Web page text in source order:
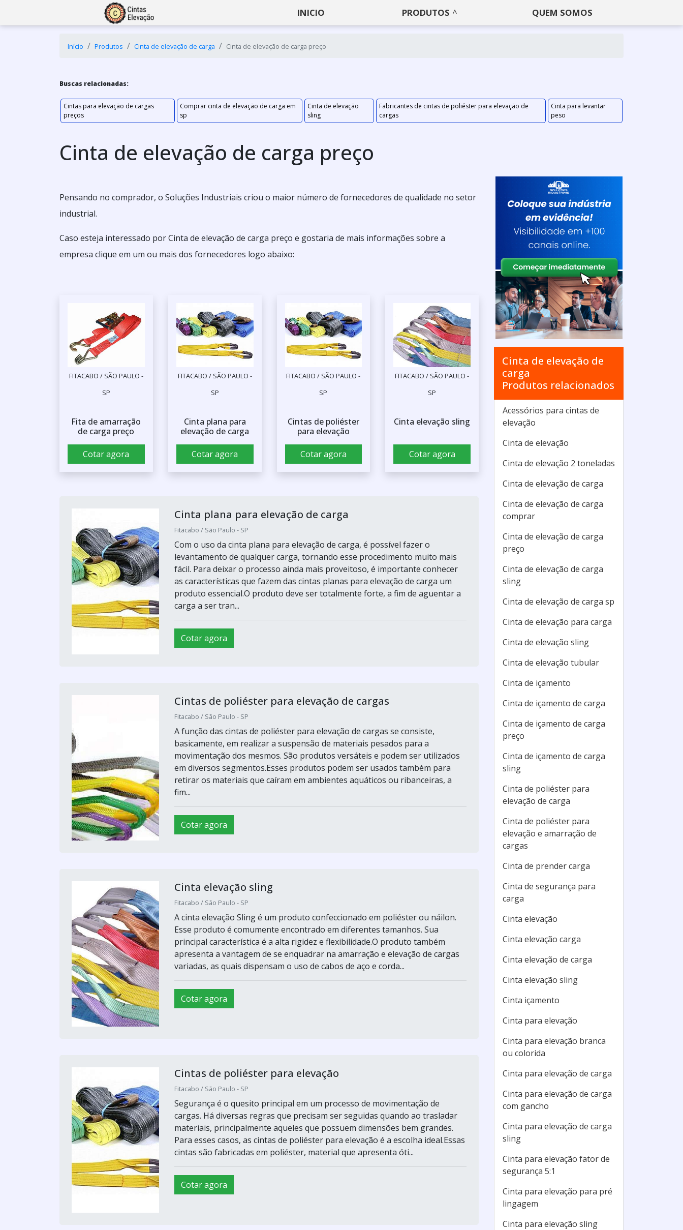
INICIO PRODUTOS QUEM SOMOS
Início Produtos Cinta de elevação de carga Cinta de elevação de carga preço
Buscas relacionadas:
Cintas para elevação de cargas
preços
Comprar cinta de elevação de carga em
sp
Cinta de elevação
sling
Fabricantes de cintas de poliéster para elevação de
cargas
Cinta para levantar
peso
Cinta de elevação de carga preço
Pensando no comprador, o Soluções Industriais criou o maior número de fornecedores de qualidade no setor
industrial.
Caso esteja interessado por Cinta de elevação de carga preço e gostaria de mais informações sobre a
empresa clique em um ou mais dos fornecedores logo abaixo:
FITACABO / SÃO PAULO -
SP
Fita de amarração
de carga preço
Cotar agora
FITACABO / SÃO PAULO -
SP
Cinta plana para
elevação de carga
Cotar agora
FITACABO / SÃO PAULO -
SP
Cintas de poliéster
para elevação
Cotar agora
FITACABO / SÃO PAULO -
SP
Cinta elevação sling
Cotar agora
Cinta plana para elevação de carga
Fitacabo / São Paulo - SP
Com o uso da cinta plana para elevação de carga, é possível fazer o
levantamento de qualquer carga, tornando esse procedimento muito mais
fácil. Para deixar o processo ainda mais proveitoso, é importante conhecer
as características que fazem das cintas planas para elevação de carga um
produto essencial.O produto deve ser totalmente forte, a fim de aguentar a
carga a ser tran...
Cotar agora
Cintas de poliéster para elevação de cargas
Fitacabo / São Paulo - SP
A função das cintas de poliéster para elevação de cargas se consiste,
basicamente, em realizar a suspensão de materiais pesados para a
movimentação dos mesmos. São produtos versáteis e podem ser utilizados
em diversos segmentos.Esses produtos podem ser usados também para
retirar os materiais que caíram em ambientes aquáticos ou ribanceiras, a
fim...
Cotar agora
Cinta elevação sling
Fitacabo / São Paulo - SP
A cinta elevação Sling é um produto confeccionado em poliéster ou náilon.
Esse produto é comumente encontrado em diferentes tamanhos. Sua
principal característica é a alta rigidez e flexibilidade.O produto também
apresenta a vantagem de se enquadrar na amarração e elevação de cargas
variadas, as quais dispensam o uso de cabos de aço e corda...
Cotar agora
Cintas de poliéster para elevação
Fitacabo / São Paulo - SP
Segurança é o quesito principal em um processo de movimentação de
cargas. Há diversas regras que precisam ser seguidas quando ao trasladar
materiais, principalmente aqueles que possuem dimensões bem grandes.
Para esses casos, as cintas de poliéster para elevação é a escolha ideal.Essas
cintas são fabricadas em poliéster, material que apresenta óti...
Cotar agora
Cinta de elevação de
carga
Produtos relacionados
Acessórios para cintas de
elevação
Cinta de elevação
Cinta de elevação 2 toneladas
Cinta de elevação de carga
Cinta de elevação de carga
comprar
Cinta de elevação de carga
preço
Cinta de elevação de carga
sling
Cinta de elevação de carga sp
Cinta de elevação para carga
Cinta de elevação sling
Cinta de elevação tubular
Cinta de içamento
Cinta de içamento de carga
Cinta de içamento de carga
preço
Cinta de içamento de carga
sling
Cinta de poliéster para
elevação de carga
Cinta de poliéster para
elevação e amarração de
cargas
Cinta de prender carga
Cinta de segurança para
carga
Cinta elevação
Cinta elevação carga
Cinta elevação de carga
Cinta elevação sling
Cinta içamento
Cinta para elevação
Cinta para elevação branca
ou colorida
Cinta para elevação de carga
Cinta para elevação de carga
com gancho
Cinta para elevação de carga
sling
Cinta para elevação fator de
segurança 5:1
Cinta para elevação para pré
lingagem
Cinta para elevação sling